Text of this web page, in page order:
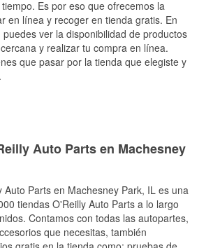
Es por eso que ofrecemos la
en línea y recoger en tienda gratis. En
puedes ver la disponibilidad de productos
y realizar tu compra en línea.
que pasar por la tienda que elegiste y
Auto Parts en Machesney
Auto Parts en Machesney Park, IL es una
tiendas O'Reilly Auto Parts a lo largo
Contamos con todas las autopartes,
que necesitas, también